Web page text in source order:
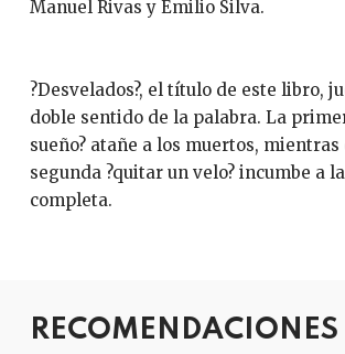
Manuel Rivas y Emilio Silva.
?Desvelados?, el título de este libro,
doble sentido de la palabra. La
sueño? atañe a los muertos, mientras
segunda ?quitar un velo? incumbe a
completa.
RECOMENDACIONES